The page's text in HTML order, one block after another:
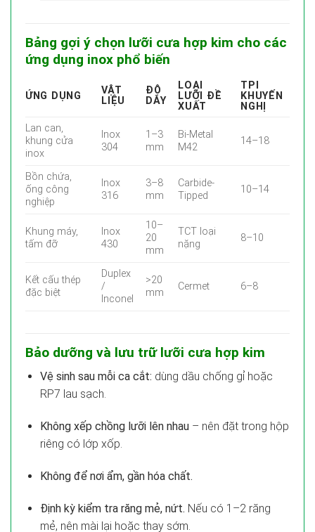
Bảng gợi ý chọn lưỡi cưa hợp kim cho các
ứng dụng inox phổ biến
ỨNG DỤNG
VẬT
LIỆU
ĐỘ
DÀY
LOẠI
LƯỠI ĐỀ
XUẤT
TPI
KHUYẾN
NGHỊ
Lan can,
khung cửa
inox
Inox
304
1–3
mm
Bi-Metal
M42
14–18
Bồn chứa,
ống công
nghiệp
Inox
316
3–8
mm
Carbide-
Tipped
10–14
Khung máy,
tấm đỡ
Inox
430
10–
20
mm
TCT loại
nặng
8–10
Kết cấu thép
đặc biệt
Duplex
/
Inconel
>20
mm
Cermet 6–8
Bảo dưỡng và lưu trữ lưỡi cưa hợp kim
Vệ sinh sau mỗi ca cắt: dùng dầu chống gỉ hoặc
RP7 lau sạch.
Không xếp chồng lưỡi lên nhau– nên đặt trong hộp
riêng có lớp xốp.
Không để nơi ẩm, gần hóa chất.
Định kỳ kiểm tra răng mẻ, nứt. Nếu có 1–2 răng
mẻ, nên mài lại hoặc thay sớm.